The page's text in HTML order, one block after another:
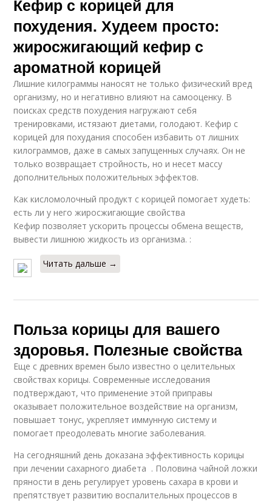
Кефир с корицей для
похудения. Худеем просто:
жиросжигающий кефир с
ароматной корицей
Лишние килограммы наносят не только физический вред
организму, но и негативно влияют на самооценку. В
поисках средств похудения нагружают себя
тренировками, истязают диетами, голодают. Кефир с
корицей для похудания способен избавить от лишних
килограммов, даже в самых запущенных случаях. Он не
только возвращает стройность, но и несет массу
дополнительных положительных эффектов.
Как кисломолочный продукт с корицей помогает худеть:
есть ли у него жиросжигающие свойства
Кефир позволяет ускорить процессы обмена веществ,
вывести лишнюю жидкость из организма. :
Читать дальше →
Польза корицы для вашего
здоровья. Полезные свойства
Еще с древних времен было известно о целительных
свойствах корицы. Современные исследования
подтверждают, что применение этой приправы
оказывает положительное воздействие на организм,
повышает тонус, укрепляет иммунную систему и
помогает преодолевать многие заболевания.
На сегодняшний день доказана эффективность корицы
при лечении сахарного диабета . Половина чайной ложки
пряности в день регулирует уровень сахара в крови и
препятствует развитию воспалительных процессов в